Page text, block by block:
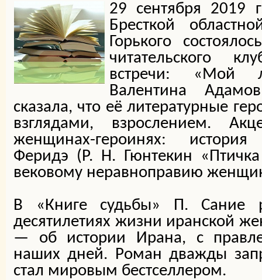
29 сентября 2019
Бресткой
Горького
читательского
встречи: «Мой
Валентина
сказала, что её литературные
взглядами, взрослением.
женщинах-героинях:
Феридэ (Р. Н. Гюнтекин
вековому неравноправию
В «Книге судьбы» П. Сание
десятилетиях жизни иранской
— об истории Ирана, с
наших дней. Роман дважды
стал мировым бестселлером.